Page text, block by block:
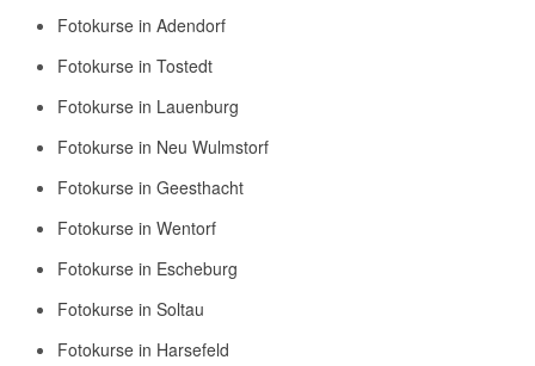
Fotokurse in Adendorf
Fotokurse in Tostedt
Fotokurse in Lauenburg
Fotokurse in Neu Wulmstorf
Fotokurse in Geesthacht
Fotokurse in Wentorf
Fotokurse in Escheburg
Fotokurse in Soltau
Fotokurse in Harsefeld